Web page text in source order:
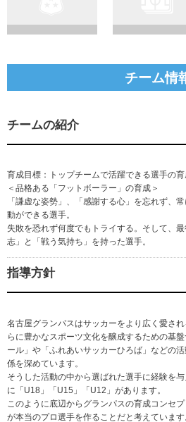
チーム情
チームの紹介
育成目標：トップチームで活躍できる選手の育
＜品格ある「フットボーラー」の育成＞
「謙虚な姿勢」、「感謝する心」を忘れず、
動ができる選手。
失敗を恐れず何度でもトライする。そして、
志」と「戦う気持ち」を持った選手。
指導方針
名古屋グランパスはサッカーをより広く愛さ
らに豊かなスポーツ文化を醸成するための基
ール」や「ふれあいサッカーひろば」などの
係を深めています。
そうした活動の中から選ばれた選手に経験を
に「U18」「U15」「U12」があります。
このように底辺からグランパスの育成コンセ
が本当のプロ選手を作ることだと考えています